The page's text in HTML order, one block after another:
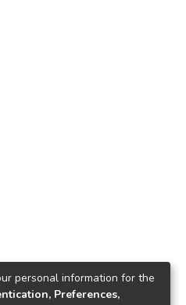
personal information for the
Preferences,